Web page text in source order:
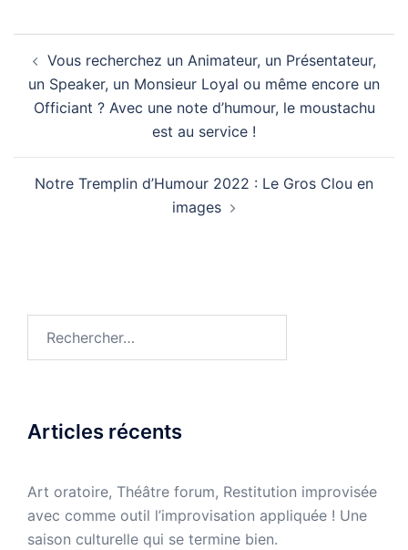
d’article
Vous recherchez un Animateur, un Présentateur,
un Speaker, un Monsieur Loyal ou même encore un
Officiant ? Avec une note d’humour, le moustachu
est au service !
Notre Tremplin d’Humour 2022 : Le Gros Clou en
images
Articles récents
Art oratoire, Théâtre forum, Restitution improvisée
avec comme outil l’improvisation appliquée ! Une
saison culturelle qui se termine bien.